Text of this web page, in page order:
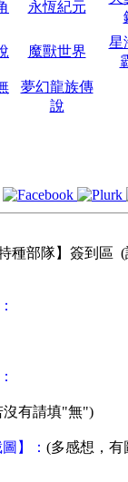
永恆紀元
魔獸世界
星
夢幻龍族傳
說
種部隊】簽到區 (
沒有請填"無")
】： (多感想，有